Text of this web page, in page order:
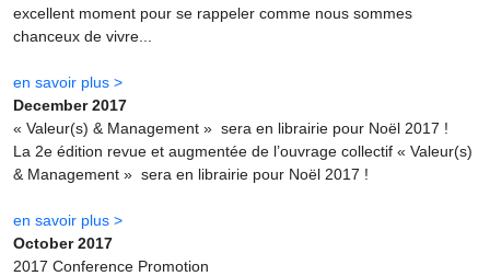
excellent moment pour se rappeler comme nous sommes
chanceux de vivre...
en savoir plus >
December 2017
« Valeur(s) & Management » sera en librairie pour Noël 2017 !
La 2e édition revue et augmentée de l’ouvrage collectif « Valeur(s)
& Management » sera en librairie pour Noël 2017 !
en savoir plus >
October 2017
2017 Conference Promotion